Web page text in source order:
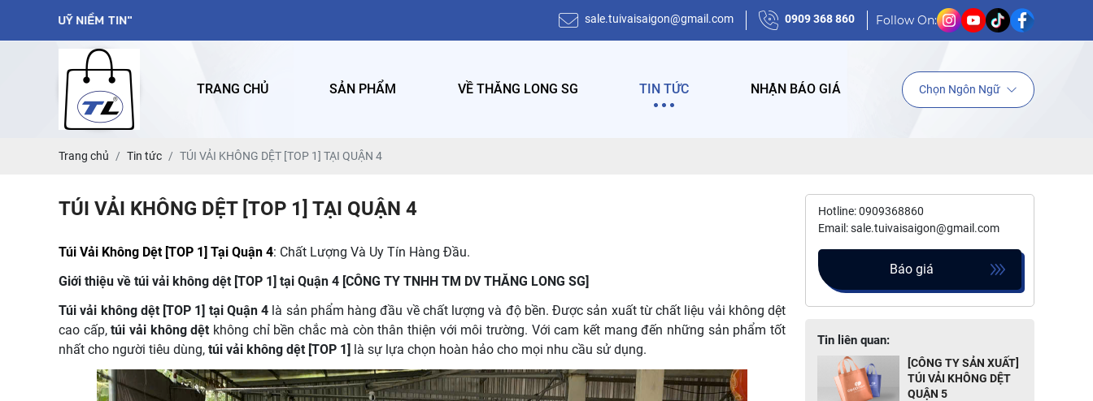
CÔNG TY TNHH THƯƠNG MẠI DỊCH VỤ THĂNG LONG SG---------- "GIÁ TRỊ TÍCH LUỸ NIỀM TIN"
sale.tuivaisaigon@gmail.com 0909 368 860 Follow On:
TRANG CHỦ SẢN PHẨM VỀ THĂNG LONG SG TIN TỨC NHẬN BÁO GIÁ Chọn Ngôn Ngữ
Trang chủ Tin tức TÚI VẢI KHÔNG DỆT [TOP 1] TẠI QUẬN 4
TÚI VẢI KHÔNG DỆT [TOP 1] TẠI QUẬN 4
Túi Vải Không Dệt [TOP 1] Tại Quận 4: Chất Lượng Và Uy Tín Hàng Đầu.
Giới thiệu về túi vải không dệt [TOP 1] tại Quận 4 [CÔNG TY TNHH TM DV THĂNG LONG SG]
Túi vải không dệt [TOP 1] tại Quận 4 là sản phẩm hàng đầu về chất lượng và độ bền. Được sản xuất từ chất liệu vải không dệt
cao cấp,túi vải không dệt không chỉ bền chắc mà còn thân thiện với môi trường. Với cam kết mang đến những sản phẩm tốt
nhất cho người tiêu dùng, túi vải không dệt [TOP 1] là sự lựa chọn hoàn hảo cho mọi nhu cầu sử dụng.
Hotline: 0909368860
Email: sale.tuivaisaigon@gmail.com
Báo giá
Tin liên quan:
[CÔNG TY SẢN XUẤT]
TÚI VẢI KHÔNG DỆT
QUẬN 5